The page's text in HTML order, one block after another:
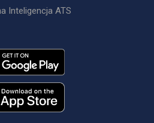
Inteligencja ATS